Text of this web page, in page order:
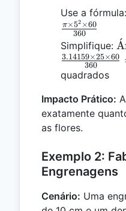
Use a fórmula:
360
π×52 ×60
Simplifique: A
ˊ
360
3.14159×25×60
quadrados
Impacto Prático:
exatamente
as flores.
Exemplo 2:
Engrenagens
Cenário: Uma